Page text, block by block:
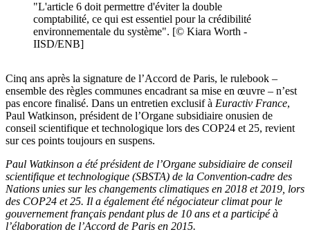
"L'article 6 doit permettre d'éviter la double
comptabilité, ce qui est essentiel pour la crédibilité
environnementale du système". [© Kiara Worth -
IISD/ENB]
Cinq ans après la signature de l’Accord de Paris, le rulebook –
ensemble des règles communes encadrant sa mise en œuvre – n’est
pas encore finalisé. Dans un entretien exclusif à Euractiv France,
Paul Watkinson, président de l’Organe subsidiaire onusien de
conseil scientifique et technologique lors des COP24 et 25, revient
sur ces points toujours en suspens.
Paul Watkinson a été président de l’Organe subsidiaire de conseil
scientifique et technologique (SBSTA) de la Convention-cadre des
Nations unies sur les changements climatiques en 2018 et 2019, lors
des COP24 et 25. Il a également été négociateur climat pour le
gouvernement français pendant plus de 10 ans et a participé à
l’élaboration de l’Accord de Paris en 2015.